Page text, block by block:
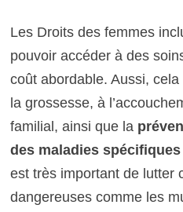
Les Droits des femmes
pouvoir accéder à des
coût abordable. Aussi,
la grossesse, à
familial, ainsi que la
des maladies
est très important de lutter
dangereuses comme les